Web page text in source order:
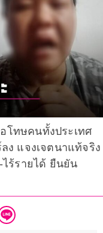
โทษคนทั้งประเทศ
ง แจงเจตนาแท้จริง
ร้รายได้ ยืนยัน